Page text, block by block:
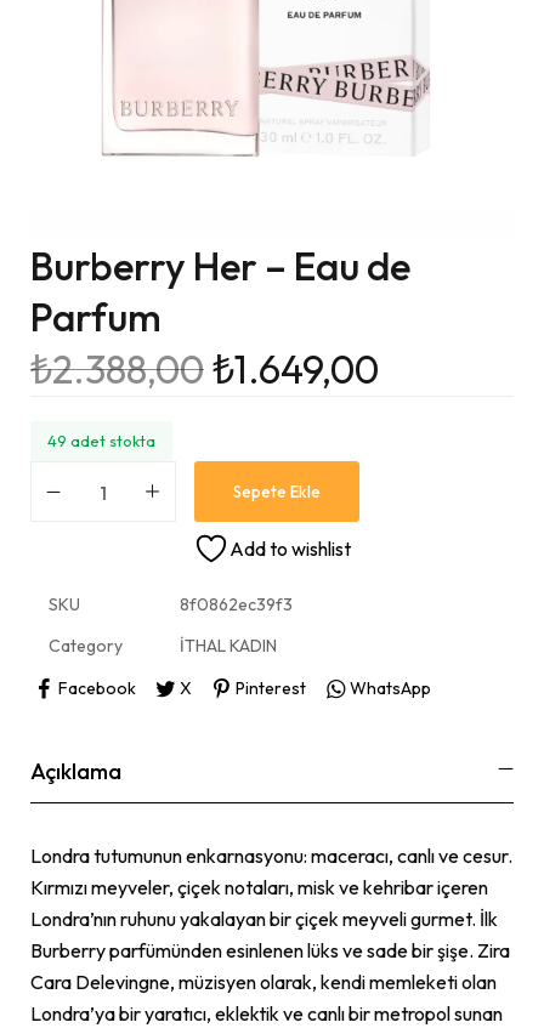
Burberry Her – Eau de
Parfum
₺2.388,00₺1.649,00
49 adet stokta
Sepete Ekle
Add to wishlist
SKU
8f0862ec39f3
Category
İTHAL KADIN
Facebook
X Pinterest WhatsApp
Açıklama
Londra tutumunun enkarnasyonu: maceracı, canlı ve cesur.
Kırmızı meyveler, çiçek notaları, misk ve kehribar içeren
Londra’nın ruhunu yakalayan bir çiçek meyveli gurmet. İlk
Burberry parfümünden esinlenen lüks ve sade bir şişe. Zira
Cara Delevingne, müzisyen olarak, kendi memleketi olan
Londra’ya bir yaratıcı, eklektik ve canlı bir metropol sunan